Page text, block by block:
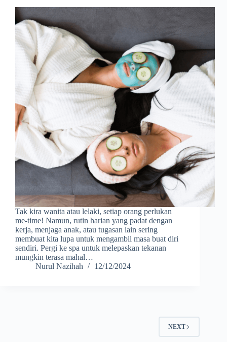
Tak kira wanita atau lelaki, setiap orang perlukan
me-time! Namun, rutin harian yang padat dengan
kerja, menjaga anak, atau tugasan lain sering
membuat kita lupa untuk mengambil masa buat diri
sendiri. Pergi ke spa untuk melepaskan tekanan
mungkin terasa mahal…
Nurul Nazihah
12/12/2024
NEXT